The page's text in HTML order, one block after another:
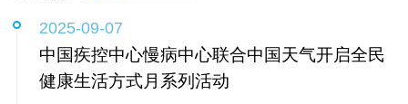
2025-09-07
中国疾控中心慢病中心联合中国天气开启全民
健康生活方式月系列活动